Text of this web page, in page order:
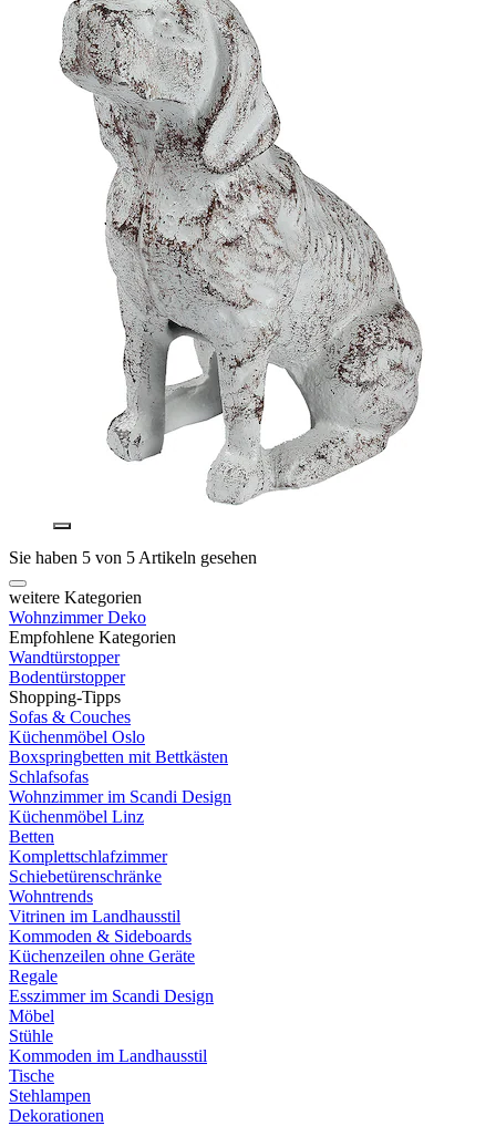
Sie haben 5 von 5 Artikeln gesehen
weitere Kategorien
Wohnzimmer Deko
Empfohlene Kategorien
Wandtürstopper
Bodentürstopper
Shopping-Tipps
Sofas & Couches
Küchenmöbel Oslo
Boxspringbetten mit Bettkästen
Schlafsofas
Wohnzimmer im Scandi Design
Küchenmöbel Linz
Betten
Komplettschlafzimmer
Schiebetürenschränke
Wohntrends
Vitrinen im Landhausstil
Kommoden & Sideboards
Küchenzeilen ohne Geräte
Regale
Esszimmer im Scandi Design
Möbel
Stühle
Kommoden im Landhausstil
Tische
Stehlampen
Dekorationen